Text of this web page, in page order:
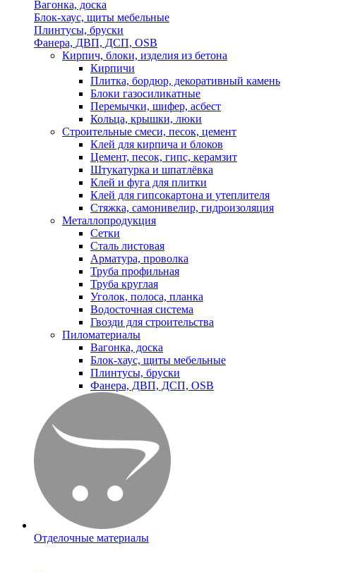
Вагонка, доска
Блок-хаус, щиты мебельные
Плинтусы, бруски
Фанера, ДВП, ДСП, OSB
Кирпич, блоки, изделия из бетона
Кирпичи
Плитка, бордюр, декоративный камень
Блоки газосиликатные
Перемычки, шифер, асбест
Кольца, крышки, люки
Строительные смеси, песок, цемент
Клей для кирпича и блоков
Цемент, песок, гипс, керамзит
Штукатурка и шпатлёвка
Клей и фуга для плитки
Клей для гипсокартона и утеплителя
Стяжка, самонивелир, гидроизоляция
Металлопродукция
Сетки
Сталь листовая
Арматура, проволка
Труба профильная
Труба круглая
Уголок, полоса, планка
Водосточная система
Гвозди для строительства
Пиломатериалы
Вагонка, доска
Блок-хаус, щиты мебельные
Плинтусы, бруски
Фанера, ДВП, ДСП, OSB
Отделочные материалы